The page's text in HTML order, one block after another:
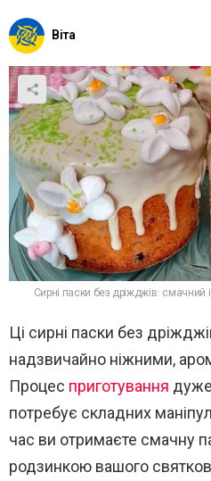
Віта
Сирні паски без дріжджів: смачний
Ці сирні паски без
надзвичайно ніжними,
Процес приготування
потребує складних
час ви отримаєте смачну
родзинкою вашого